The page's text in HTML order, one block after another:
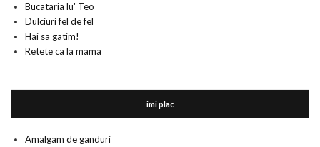
Bucataria lu' Teo
Dulciuri fel de fel
Hai sa gatim!
Retete ca la mama
imi plac
Amalgam de ganduri